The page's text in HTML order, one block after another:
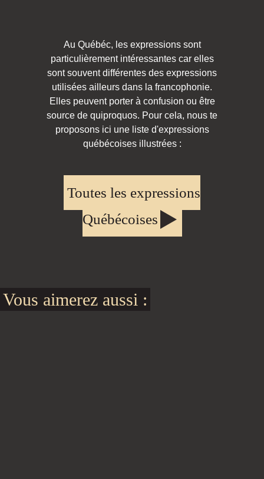
Au Québéc, les expressions sont
particulièrement intéressantes car elles
sont souvent différentes des expressions
utilisées ailleurs dans la francophonie.
Elles peuvent porter à confusion ou être
source de quiproquos. Pour cela, nous te
proposons ici une liste d'expressions
québécoises illustrées :
Toutes les expressions
Québécoises
Vous aimerez aussi :